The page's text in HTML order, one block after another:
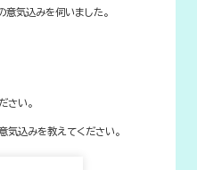
気込みを伺いました。
さい。
気込みを教えてください。